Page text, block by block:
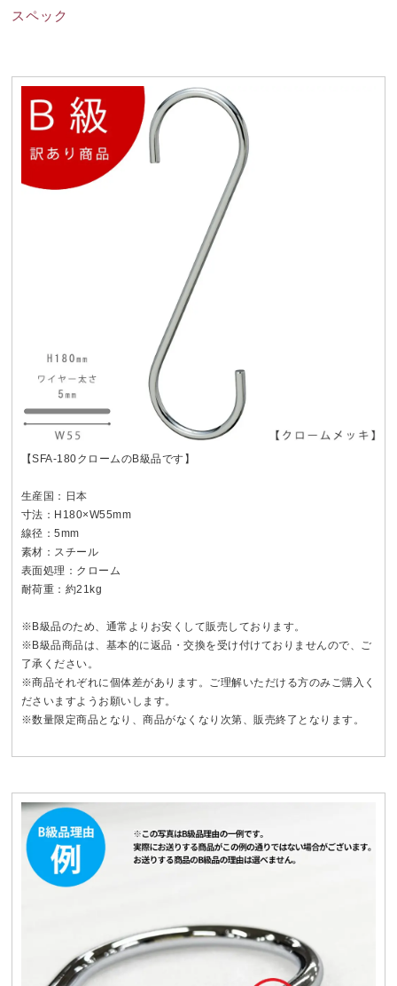
スペック
【SFA-180クロームのB級品です】
生産国：日本
寸法：H180×W55mm
線径：5mm
素材：スチール
表面処理：クローム
耐荷重：約21kg
※B級品のため、通常よりお安くして販売しております。
※B級品商品は、基本的に返品・交換を受け付けておりませんので、ご
了承ください。
※商品それぞれに個体差があります。ご理解いただける方のみご購入く
ださいますようお願いします。
※数量限定商品となり、商品がなくなり次第、販売終了となります。